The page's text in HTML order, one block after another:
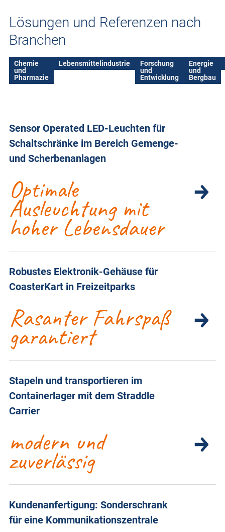
Lösungen und Referenzen nach
Branchen
Chemie
und
Pharmazie
Lebensmittelindustrie
Forschung
und
Entwicklung
Energie
und
Bergbau
Sensor Operated LED-Leuchten für
Schaltschränke im Bereich Gemenge-
und Scherbenanlagen
Optimale
Ausleuchtung mit
hoher Lebensdauer
Robustes Elektronik-Gehäuse für
CoasterKart in Freizeitparks
Rasanter Fahrspaß
garantiert
Stapeln und transportieren im
Containerlager mit dem Straddle
Carrier
modern und
zuverlässig
Kundenanfertigung: Sonderschrank
für eine Kommunikationszentrale